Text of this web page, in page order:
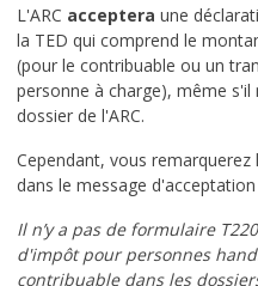
L'ARC acceptera une
la TED qui comprend le
(pour le contribuable ou un
personne à charge), même s'il
dossier de l'ARC.
Cependant, vous
dans le message d'acceptation
Il n’y a pas de formulaire
d'impôt pour personnes
contribuable dans les